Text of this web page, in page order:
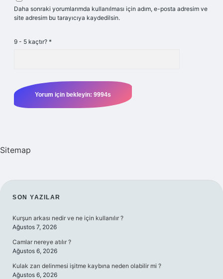
Daha sonraki yorumlarımda kullanılması için adım, e-posta adresim ve
site adresim bu tarayıcıya kaydedilsin.
9 - 5 kaçtır? *
Sitemap
SIDEBAR
SON YAZILAR
Kurşun arkası nedir ve ne için kullanılır ?
Ağustos 7, 2026
Camlar nereye atılır ?
Ağustos 6, 2026
Kulak zarı delinmesi işitme kaybına neden olabilir mi ?
Ağustos 6, 2026